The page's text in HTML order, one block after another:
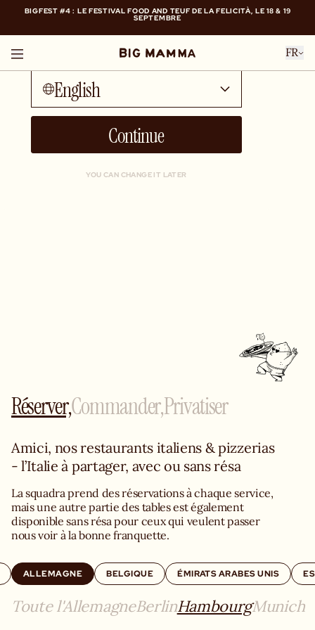
Talk to me in...
English
Continue
YOU CAN CHANGE IT LATER
BIGFEST #4 : LE FESTIVAL FOOD AND TEUF DE LA FELICITÀ, LE 18 & 19
SEPTEMBRE
SEPTEMBRE
FR
Amici, nos restaurants italiens & pizzerias
- l’Italie à partager, avec ou sans résa
La squadra prend des réservations à chaque service,
mais une autre partie des tables est également
disponible sans résa pour ceux qui veulent passer
nous voir à la bonne franquette.
Réserver,Commander,Privatiser
ALLEMAGNE BELGIQUE ÉMIRATS ARABES UNIS
Toute l'AllemagneBerlinHambourgMunich